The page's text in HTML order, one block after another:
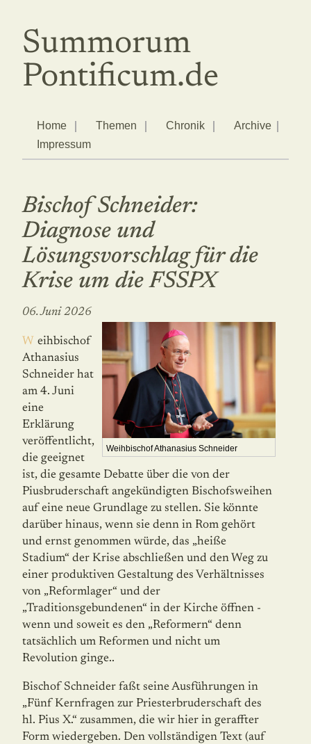
Summorum
Pontificum.de
Home Themen Chronik
Archive
Impressum
Bischof Schneider:
Diagnose und
Lösungsvorschlag für die
Krise um die FSSPX
06. Juni 2026
Weihbischof Athanasius Schneider
Weihbischof
Athanasius
Schneider hat
am 4. Juni
eine
Erklärung
veröffent­licht,
die geeignet
ist, die gesamte Debatte über die von der
Piusbruderschaft ange­kündigten Bischofsweihen
auf eine neue Grund­lage zu stellen. Sie könnte
darüber hinaus, wenn sie denn in Rom gehört
und ernst genommen wür­de, das „heiße
Stadium“ der Krise abschlie­ßen und den Weg zu
einer produktiven Gestal­tung des Verhältnisses
von „Reformlager“ und der
„Traditionsgebundenen“ in der Kirche öff­nen -
wenn und soweit es den „Reformern“ denn
tatsächlich um Reformen und nicht um
Revolution ginge..
Bischof Schneider faßt seine Ausführungen in
„Fünf Kernfragen zur Priester­bruder­schaft des
hl. Pius X.“ zusammen, die wir hier in geraffter
Form wiedergeben. Den voll­ständigen Text (auf